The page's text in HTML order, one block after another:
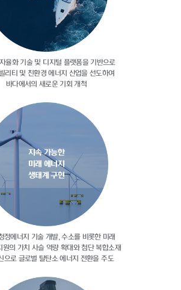
율화 기술 및 디지털 플랫폼을 기반으로
리티 및 친환경 에너지 산업을 선도하여
바다에서의 새로운 기회 개척
지속 가능한
미래 에너지
생태계 구현
정에너지 기술 개발, 수소를 비롯한 미래
원의 가치 사슬 역량 확대와 첨단 복합소재
으로 글로벌 탈탄소 에너지 전환을 주도